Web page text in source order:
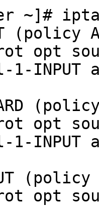
~]#
(policy
opt
1-
opt
1-
(policy
opt